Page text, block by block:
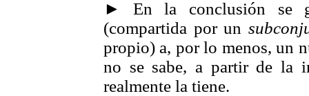
► En la conclusión se
(compartida por un
propio) a, por lo menos, un
no se sabe, a partir de la
realmente la tiene.